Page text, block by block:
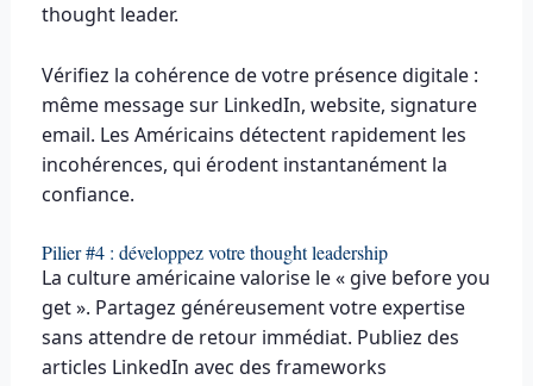
thought leader.
Vérifiez la cohérence de votre présence digitale :
même message sur LinkedIn, website, signature
email. Les Américains détectent rapidement les
incohérences, qui érodent instantanément la
confiance.
Pilier #4 : développez votre thought leadership
La culture américaine valorise le « give before you
get ». Partagez généreusement votre expertise
sans attendre de retour immédiat. Publiez des
articles LinkedIn avec des frameworks